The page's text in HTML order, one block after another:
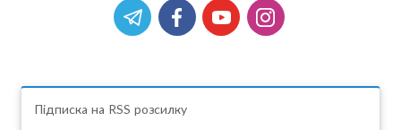
Підписка на RSS розсилку